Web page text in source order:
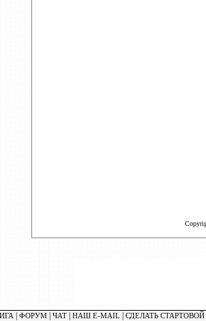
ФОРУМ ЧАТ НАШ E-MAIL СДЕЛАТЬ СТАРТОВОЙ